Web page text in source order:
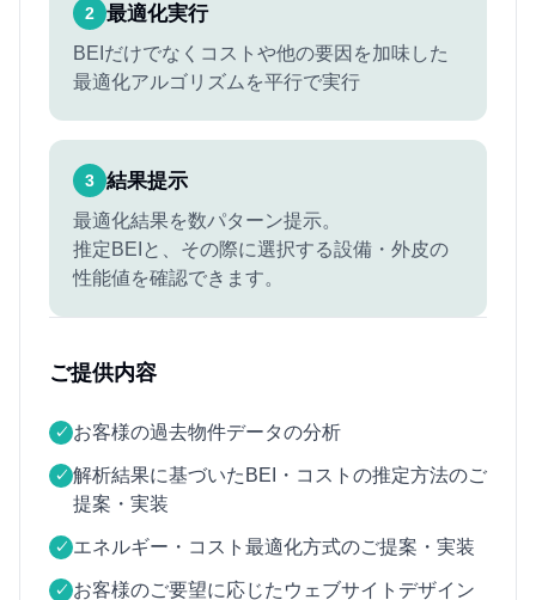
2 最適化実行
BEIだけでなくコストや他の要因を加味した
最適化アルゴリズムを平行で実行
3 結果提示
最適化結果を数パターン提示。
推定BEIと、その際に選択する設備・外皮の
性能値を確認できます。
ご提供内容
✓ お客様の過去物件データの分析
✓ 解析結果に基づいたBEI・コストの推定方法のご
提案・実装
✓ エネルギー・コスト最適化方式のご提案・実装
✓ お客様のご要望に応じたウェブサイトデザイン